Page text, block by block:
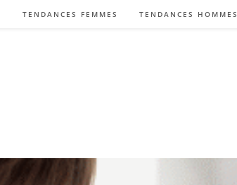
TENDANCES FEMMES TENDANCES HOMMES